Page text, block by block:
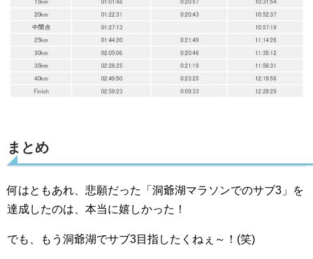
まとめ
何はともあれ、悲願だった「洞爺湖マラソンでのサブ3」を
達成したのは、本当に嬉しかった！
でも、もう洞爺湖でサブ3目指したくねぇ～！(笑)